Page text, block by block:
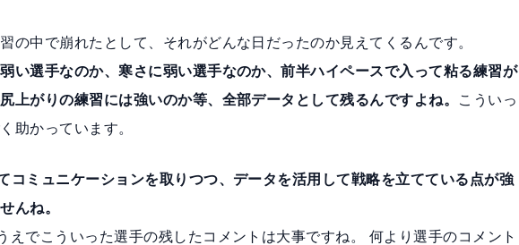
の中で崩れたとして、それがどんな日だったのか見えてくるんです。
い選手なのか、寒さに弱い選手なのか、前半ハイペースで入って粘る練習が
上がりの練習には強いのか等、全部データとして残るんですよね。
こういっ
助かっています。
コミュニケーションを取りつつ、データを活用して戦略を立てている点が強
んね。
えでこういった選手の残したコメントは大事ですね。 何より選手のコメント